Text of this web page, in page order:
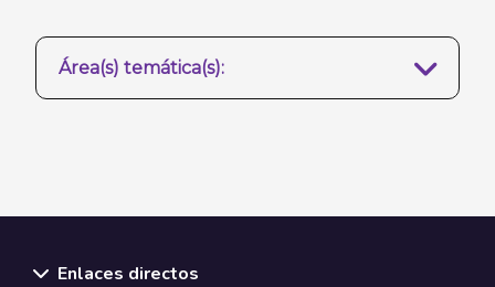
Área(s) temática(s):
Enlaces directos